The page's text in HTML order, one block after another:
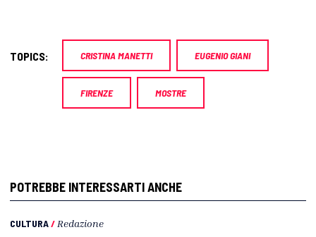
TOPICS: CRISTINA MANETTI EUGENIO GIANI
FIRENZE MOSTRE
POTREBBE INTERESSARTI ANCHE
CULTURA/ Redazione